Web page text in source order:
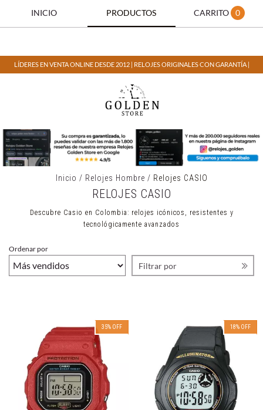
INICIO PRODUCTOS CARRITO 0
LÍDERES EN VENTA ONLINE DESDE 2012 | RELOJES ORIGINALES CON GARANTÍA |
Inicio / Relojes Hombre / Relojes CASIO
RELOJES CASIO
Descubre Casio en Colombia: relojes icónicos, resistentes y
tecnológicamente avanzados
Ordenar por
Filtrar por
35% OFF 18% OFF